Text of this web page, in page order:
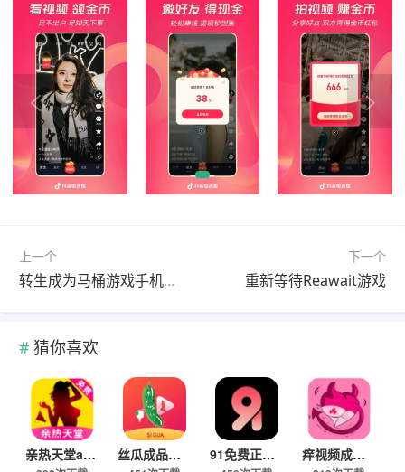
上一个
转生成为马桶游戏手机安卓下载
下一个
重新等待Reawait游戏
猜你喜欢
亲热天堂app成品人视频下载 丝瓜成品人视频91看片app下载 91免费正版下载 痒视频成品人版最新下载